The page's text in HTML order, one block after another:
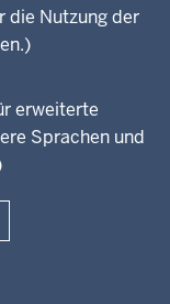
die Nutzung der
erweiterte
Sprachen und
Impressum